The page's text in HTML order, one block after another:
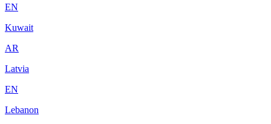
EN
Kuwait
AR
Latvia
EN
Lebanon